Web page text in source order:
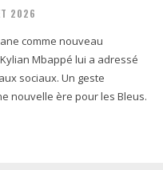
2026
comme nouveau
Mbappé lui a adressé
sociaux. Un geste
nouvelle ère pour les Bleus.